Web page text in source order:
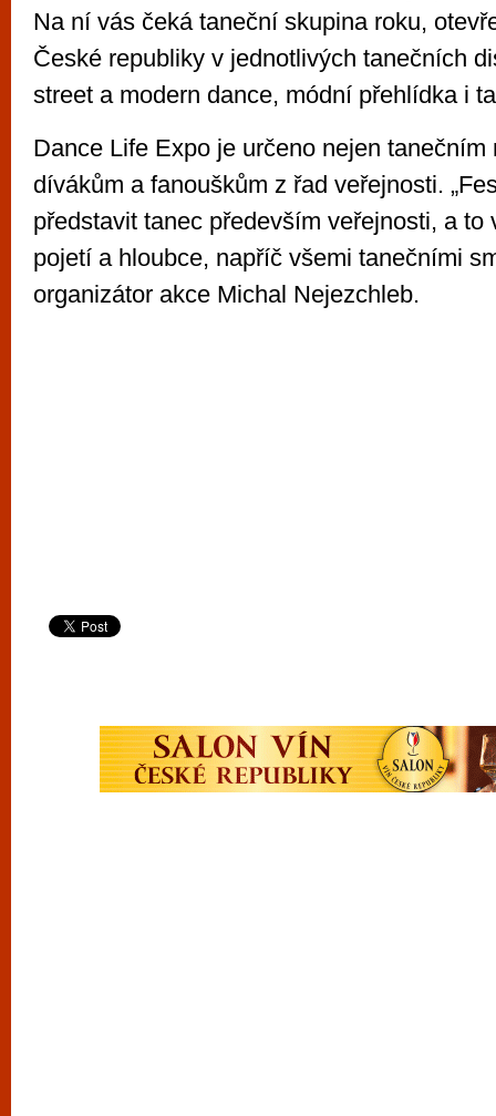
Na ní vás čeká taneční skupina roku,
České republiky v jednotlivých tanečních
street a modern dance, módní přehlídka i
Dance Life Expo je určeno nejen tanečním
dívákům a fanouškům z řad veřejnosti.
představit tanec především veřejnosti, a to
pojetí a hloubce, napříč všemi tanečními
organizátor akce Michal Nejezchleb.